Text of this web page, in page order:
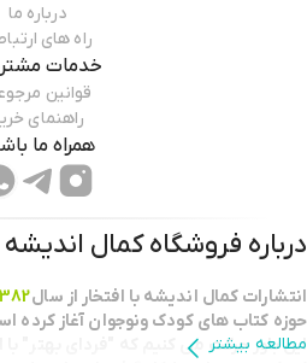
درباره ما
راه های
خدمات
قوانین
راهنمای
همراه ما
درباره فروشگاهکمال اندیشه
انتشارات كمال انديشه با افتخار از سال
حوزه كتاب هاي كودك ونوجوان آغاز كرده
اين باور حركت مي كنيم كه "فرداي بهتر"
مطالعه بیشتر